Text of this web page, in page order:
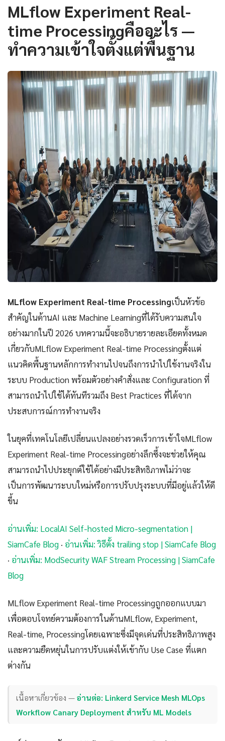
MLflow Experiment Real-
time Processingคืออะไร —
ทำความเข้าใจตั้งแต่พื้นฐาน
MLflow Experiment Real-time Processingเป็นหัวข้อ
สำคัญในด้านAI และ Machine Learningที่ได้รับความสนใจ
อย่างมากในปี 2026 บทความนี้จะอธิบายรายละเอียดทั้งหมด
เกี่ยวกับMLflow Experiment Real-time Processingตั้งแต่
แนวคิดพื้นฐานหลักการทำงานไปจนถึงการนำไปใช้งานจริงใน
ระบบ Production พร้อมตัวอย่างคำสั่งและ Configuration ที่
สามารถนำไปใช้ได้ทันทีรวมถึง Best Practices ที่ได้จาก
ประสบการณ์การทำงานจริง
ในยุคที่เทคโนโลยีเปลี่ยนแปลงอย่างรวดเร็วการเข้าใจMLflow
Experiment Real-time Processingอย่างลึกซึ้งจะช่วยให้คุณ
สามารถนำไปประยุกต์ใช้ได้อย่างมีประสิทธิภาพไม่ว่าจะ
เป็นการพัฒนาระบบใหม่หรือการปรับปรุงระบบที่มีอยู่แล้วให้ดี
ขึ้น
อ่านเพิ่ม: LocalAI Self-hosted Micro-segmentation |
SiamCafe Blog · อ่านเพิ่ม: วิธีตั้ง trailing stop | SiamCafe Blog
· อ่านเพิ่ม: ModSecurity WAF Stream Processing | SiamCafe
Blog
MLflow Experiment Real-time Processingถูกออกแบบมา
เพื่อตอบโจทย์ความต้องการในด้านMLflow, Experiment,
Real-time, Processingโดยเฉพาะซึ่งมีจุดเด่นที่ประสิทธิภาพสูง
และความยืดหยุ่นในการปรับแต่งให้เข้ากับ Use Case ที่แตก
ต่างกัน
เนื้อหาเกี่ยวข้อง —อ่านต่อ: Linkerd Service Mesh MLOps
Workflow Canary Deployment สำหรับ ML Models